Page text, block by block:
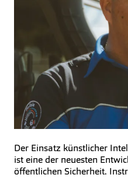
Der Einsatz künstlicher
ist eine der neuesten
öffentlichen Sicherheit.